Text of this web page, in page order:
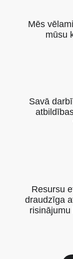
Mēs
mūsu
Savā
Resursu
draudzīga